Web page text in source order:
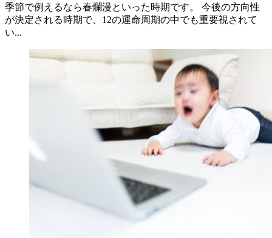
季節で例えるなら春爛漫といった時期です。 今後の方向性
が決定される時期で、12の運命周期の中でも重要視されて
い...